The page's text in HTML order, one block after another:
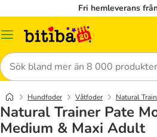
Fri hemleverans
Meny
Sök
Hundfoder Våtfoder Natural
Natural Trainer Pate
Medium & Maxi Adult